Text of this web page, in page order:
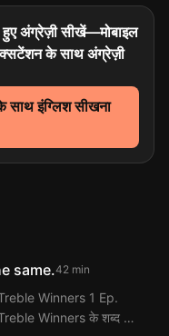
अंग्रेज़ी सीखें—मोबाइल
के साथ अंग्रेज़ी
इंग्लिश सीखना
same.42 min
Winners 1 Ep.
Winners के शब्द और